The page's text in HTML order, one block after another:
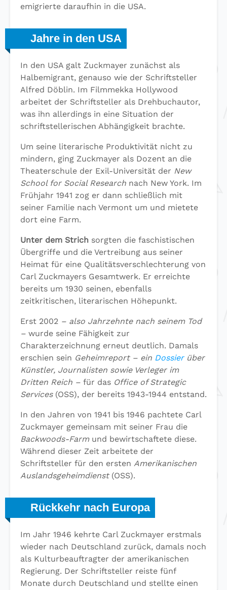
emigrierte daraufhin in die USA.
Jahre in den USA
In den USA galt Zuckmayer zunächst als
Halbemigrant, genauso wie der Schriftsteller
Alfred Döblin. Im Filmmekka Hollywood
arbeitet der Schriftsteller als Drehbuchautor,
was ihn allerdings in eine Situation der
schriftstellerischen Abhängigkeit brachte.
Um seine literarische Produktivität nicht zu
mindern, ging Zuckmayer als Dozent an die
Theaterschule der Exil-Universität der New
School for Social Research nach New York. Im
Frühjahr 1941 zog er dann schließlich mit
seiner Familie nach Vermont um und mietete
dort eine Farm.
Unter dem Strich sorgten die faschistischen
Übergriffe und die Vertreibung aus seiner
Heimat für eine Qualitätsverschlechterung von
Carl Zuckmayers Gesamtwerk. Er erreichte
bereits um 1930 seinen, ebenfalls
zeitkritischen, literarischen Höhepunkt.
Erst 2002 – also Jahrzehnte nach seinem Tod
– wurde seine Fähigkeit zur
Charakterzeichnung erneut deutlich. Damals
erschien sein Geheimreport – ein Dossierüber
Künstler, Journalisten sowie Verleger im
Dritten Reich – für das Office of Strategic
Services(OSS), der bereits 1943-1944 entstand.
In den Jahren von 1941 bis 1946 pachtete Carl
Zuckmayer gemeinsam mit seiner Frau die
Backwoods-Farmund bewirtschaftete diese.
Während dieser Zeit arbeitete der
Schriftsteller für den ersten Amerikanischen
Auslandsgeheimdienst(OSS).
Rückkehr nach Europa
Im Jahr 1946 kehrte Carl Zuckmayer erstmals
wieder nach Deutschland zurück, damals noch
als Kulturbeauftragter der amerikanischen
Regierung. Der Schriftsteller reiste fünf
Monate durch Deutschland und stellte einen